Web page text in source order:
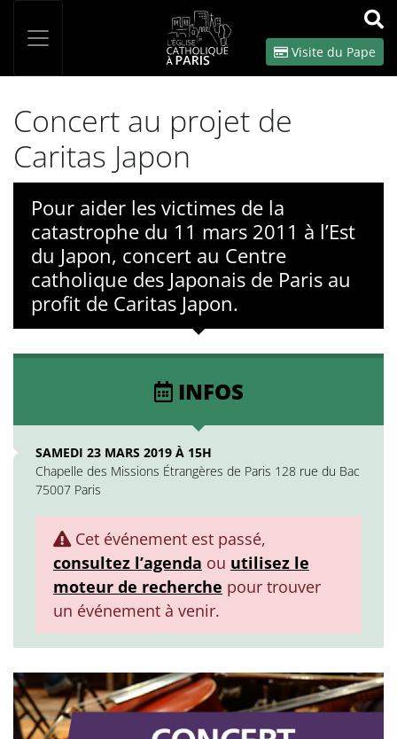
OK
Visite du Pape
Concert au projet de
Caritas Japon
Pour aider les victimes de la
catastrophe du 11 mars 2011 à l’Est
du Japon, concert au Centre
catholique des Japonais de Paris au
profit de Caritas Japon.
INFOS
SAMEDI 23 MARS 2019 À 15H
Chapelle des Missions Étrangères de Paris 128 rue du Bac
75007 Paris
Cet événement est passé,
consultez l’agenda ou utilisez le
moteur de recherche pour trouver
un événement à venir.
Panneau de gestion des cookies